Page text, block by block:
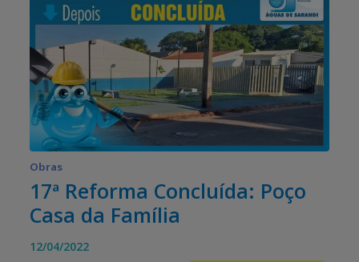
Obras
17ª Reforma Concluída: Poço
Casa da Família
12/04/2022